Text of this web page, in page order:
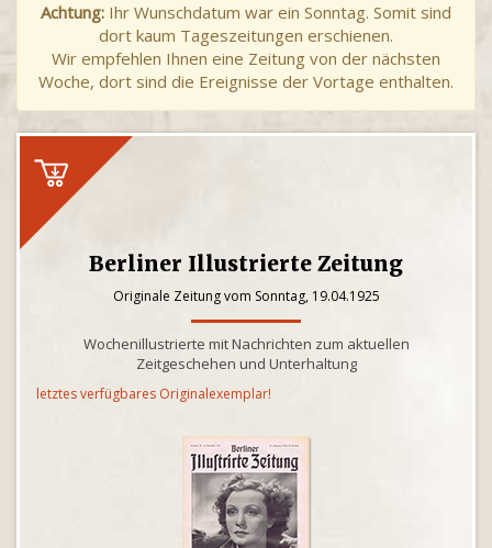
Achtung: Ihr Wunschdatum war ein Sonntag. Somit sind
dort kaum Tageszeitungen erschienen.
Wir empfehlen Ihnen eine Zeitung von der nächsten
Woche, dort sind die Ereignisse der Vortage enthalten.
Berliner Illustrierte Zeitung
Originale Zeitung vom Sonntag, 19.04.1925
Wochenillustrierte mit Nachrichten zum aktuellen
Zeitgeschehen und Unterhaltung
letztes verfügbares Originalexemplar!